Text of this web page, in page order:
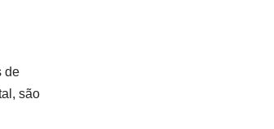
de
são